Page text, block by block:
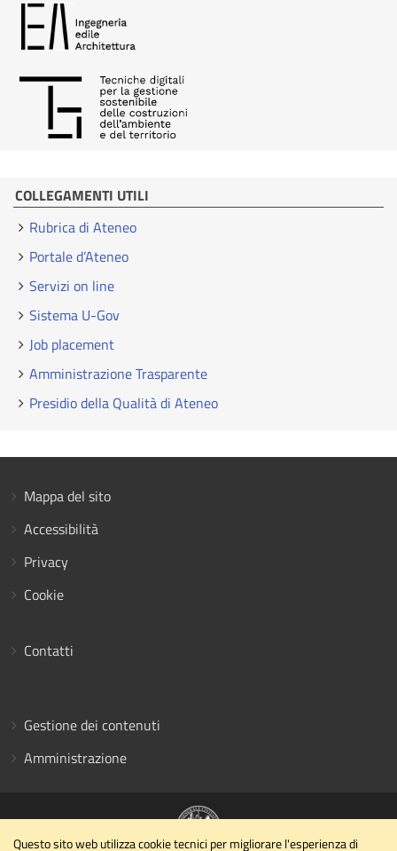
COLLEGAMENTI UTILI
Rubrica di Ateneo
Portale d’Ateneo
Servizi on line
Sistema U-Gov
Job placement
Amministrazione Trasparente
Presidio della Qualità di Ateneo
Mappa del sito
Accessibilità
Privacy
Cookie
Contatti
Gestione dei contenuti
Amministrazione
Questo sito web utilizza cookie tecnici per migliorare l'esperienza di